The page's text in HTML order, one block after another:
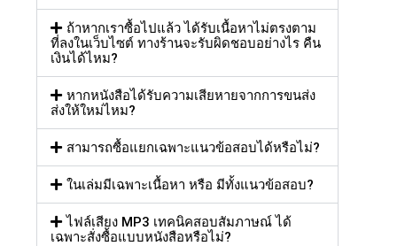
ถ้าหากเราซื้อไปแล้ว ได้รับเนื้อหาไม่ตรงตาม
ที่ลงในเว็บไซต์ ทางร้านจะรับผิดชอบอย่างไร คืน
เงินได้ไหม?
หากหนังสือได้รับความเสียหายจากการขนส่ง
ส่งให้ใหม่ไหม?
สามารถซื้อแยกเฉพาะแนวข้อสอบได้หรือไม่?
ในเล่มมีเฉพาะเนื้อหา หรือ มีทั้งแนวข้อสอบ?
ไฟล์เสียง MP3 เทคนิคสอบสัมภาษณ์ ได้
เฉพาะสั่งซื้อแบบหนังสือหรือไม่?